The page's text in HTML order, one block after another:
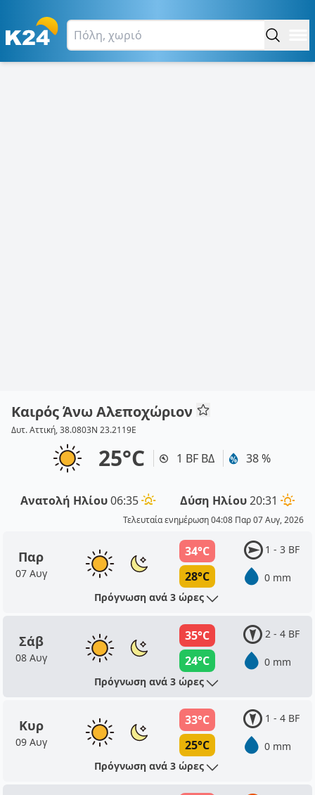
Καιρός Άνω Αλεποχώριον
Δυτ. Αττική, 38.0803N 23.2119E
25°C 1 BF ΒΔ 38 %
Ανατολή Ηλίου06:35 Δύση Ηλίου20:31
Τελευταία ενημέρωση 04:08 Παρ 07 Αυγ, 2026
Παρ
07 Αυγ
34°C
28°C
1 - 3 BF
0 mm
Πρόγνωση ανά 3 ώρες
Σάβ
08 Αυγ
35°C
24°C
2 - 4 BF
0 mm
Πρόγνωση ανά 3 ώρες
Κυρ
09 Αυγ
33°C
25°C
1 - 4 BF
0 mm
Πρόγνωση ανά 3 ώρες